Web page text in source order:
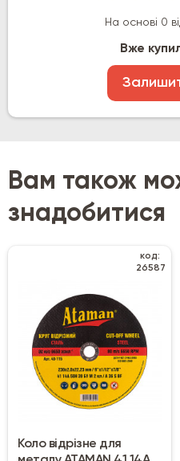
На основі 0
Вже
Вам також
знадобитися
код:
26587
Коло відрізне для